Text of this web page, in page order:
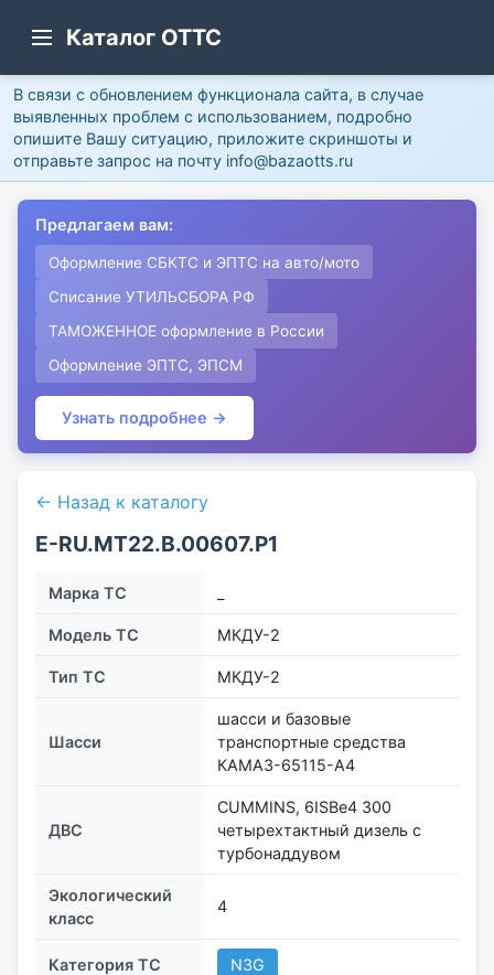
Каталог ОТТС
В связи с обновлением функционала сайта, в случае
выявленных проблем с использованием, подробно
опишите Вашу ситуацию, приложите скриншоты и
отправьте запрос на почту info@bazaotts.ru
Предлагаем вам:
Оформление СБКТС и ЭПТС на авто/мото
Списание УТИЛЬСБОРА РФ
ТАМОЖЕННОЕ оформление в России
Оформление ЭПТС, ЭПСМ
Узнать подробнее →
← Назад к каталогу
E-RU.MT22.В.00607.Р1
Марка ТС
Модель ТС МКДУ-2
Тип ТС МКДУ-2
Шасси
шасси и базовые
транспортные средства
КАМАЗ-65115-А4
ДВС
CUMMINS, 6ISBe4 300
четырехтактный дизель с
турбонаддувом
Экологический
класс
4
Категория ТС N3G